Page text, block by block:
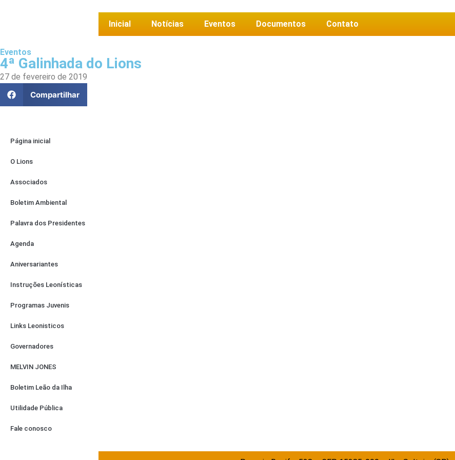
Inicial Notícias Eventos Documentos Contato
Eventos
4ª Galinhada do Lions
27 de fevereiro de 2019
Compartilhar
Página inicial
O Lions
Associados
Boletim Ambiental
Palavra dos Presidentes
Agenda
Aniversariantes
Instruções Leonísticas
Programas Juvenis
Links Leonisticos
Governadores
MELVIN JONES
Boletim Leão da Ilha
Utilidade Pública
Fale conosco